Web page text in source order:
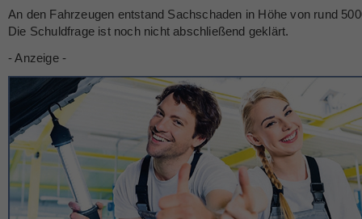
An den Fahrzeugen entstand Sachschaden in Höhe von rund
Die Schuldfrage ist noch nicht abschließend geklärt.
- Anzeige -